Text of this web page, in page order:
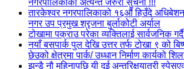
नगरपालिकाको अत्यन्त जरुरी सुचना !!!
तारकेश्वर नगरपालिकाको १६औं हिउँदे
नगर उप प्रमुख श्रृजना बुर्लाकोटी अर्याल
टोखामा पक्राउ परेका व्यक्तिलाई सार्वजनिक
नयाँ बसपार्क पुल देखि उत्तर तर्फ टोखा ९ को
छेउको क्षेत्रमा पार्क/ उध्धान निर्माण कार्यको
झन्डै नौ महिनापछि यी दुई अन्तरिक्षयात्री